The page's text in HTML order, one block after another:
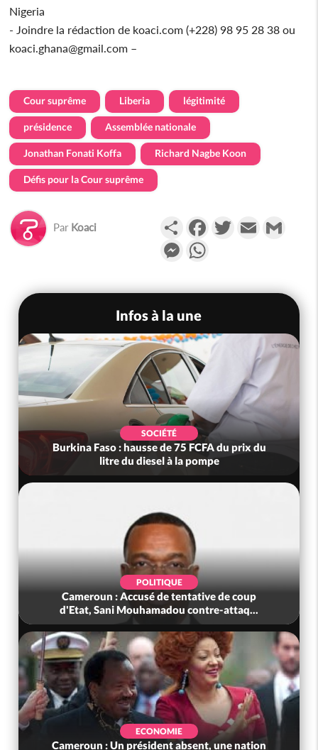
Nigeria
- Joindre la rédaction de koaci.com (+228) 98 95 28 38 ou
koaci.ghana@gmail.com –
Cour suprême Liberia légitimité
présidence Assemblée nationale
Jonathan Fonati Koffa Richard Nagbe Koon
Défis pour la Cour suprême
Par Koaci PartagerFacebookTwitterEmail
Messenger
Infos à la une
SOCIÉTÉ
Burkina Faso : hausse de 75 FCFA du prix du
litre du diesel à la pompe
POLITIQUE
Cameroun : Accusé de tentative de coup
d'Etat, Sani Mouhamadou contre-attaq...
ECONOMIE
Cameroun : Un président absent, une nation